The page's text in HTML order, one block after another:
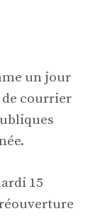
un jour
courrier
15